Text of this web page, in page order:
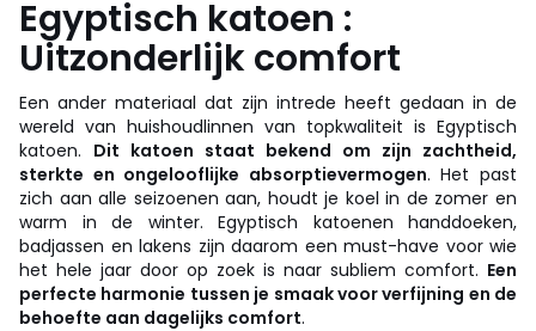
Egyptisch katoen :
Uitzonderlijk comfort
Een ander materiaal dat zijn intrede heeft gedaan in de
wereld van huishoudlinnen van topkwaliteit is Egyptisch
katoen. Dit katoen staat bekend om zijn zachtheid,
sterkte en ongelooflijke absorptievermogen. Het past
zich aan alle seizoenen aan, houdt je koel in de zomer en
warm in de winter. Egyptisch katoenen handdoeken,
badjassen en lakens zijn daarom een must-have voor wie
het hele jaar door op zoek is naar subliem comfort. Een
perfecte harmonie tussen je smaak voor verfijning en de
behoefte aan dagelijks comfort.